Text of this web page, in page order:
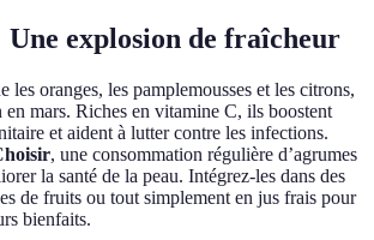
Une explosion de fraîcheur
les oranges, les pamplemousses et les citrons,
en mars. Riches en vitamine C, ils boostent
et aident à lutter contre les infections.
, une consommation régulière d’agrumes
la santé de la peau. Intégrez-les dans des
de fruits ou tout simplement en jus frais pour
bienfaits.